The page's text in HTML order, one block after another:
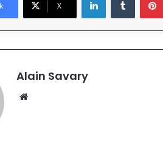
X
Alain Savary